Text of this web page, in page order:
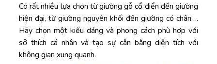
Có rất nhiều lựa chọn từ giường gỗ cổ điển đến giường
hiện đại, từ giường nguyên khối đến giường có chân….
Hãy chọn một kiểu dáng và phong cách phù hợp với
sở thích cá nhân và tạo sự cân bằng diện tích với
không gian xung quanh.